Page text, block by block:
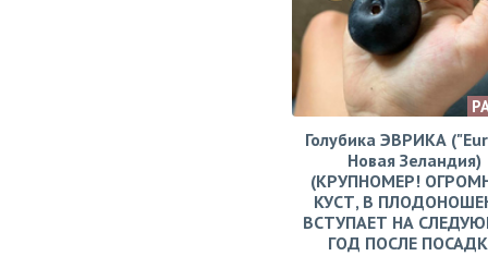
Голубика ЭВРИКА
Новая Зеландия)
(КРУПНОМЕР!
КУСТ, В
ВСТУПАЕТ НА
ГОД ПОСЛЕ